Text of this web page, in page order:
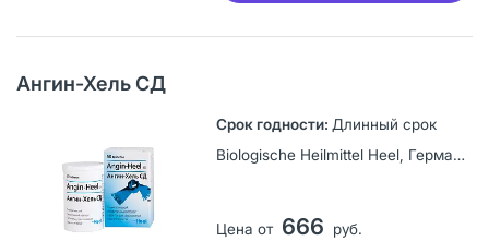
Ангин-Хель СД
Длинный срок
Biologische Heilmittel Heel, Германия
Цена от 666 руб.